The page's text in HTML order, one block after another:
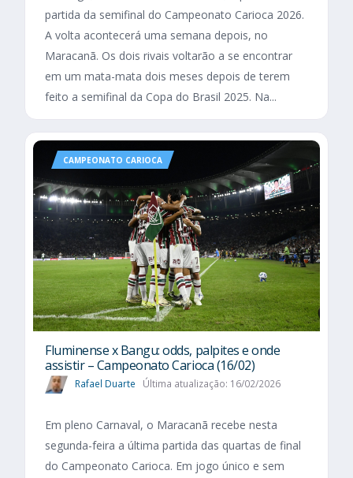
partida da semifinal do Campeonato Carioca 2026.
A volta acontecerá uma semana depois, no
Maracanã. Os dois rivais voltarão a se encontrar
em um mata-mata dois meses depois de terem
feito a semifinal da Copa do Brasil 2025. Na...
CAMPEONATO CARIOCA
Fluminense x Bangu: odds, palpites e onde
assistir – Campeonato Carioca (16/02)
Rafael Duarte Última atualização: 16/02/2026
Em pleno Carnaval, o Maracanã recebe nesta
segunda-feira a última partida das quartas de final
do Campeonato Carioca. Em jogo único e sem